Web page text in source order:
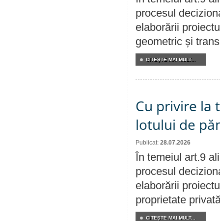
procesul
elaborării
geometric și
CITEŞTE MAI MULT...
Cu privire la
lotului de
Publicat: 28.07.2026
În temeiul art.9
procesul
elaborării
proprietate
CITEŞTE MAI MULT...